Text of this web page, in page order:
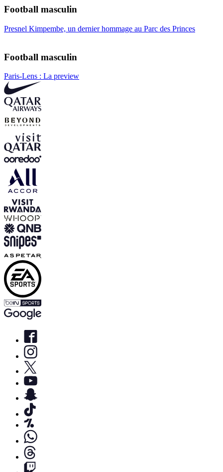
Football masculin
Presnel Kimpembe, un dernier hommage au Parc des Princes
Football masculin
Paris-Lens : La preview